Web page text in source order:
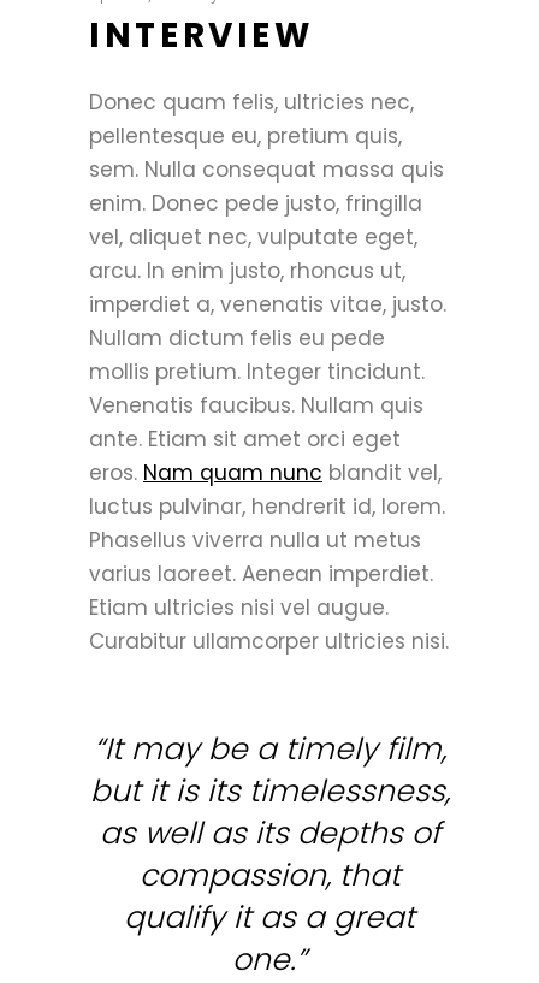
INTERVIEW
Donec quam felis, ultricies nec,
pellentesque eu, pretium quis,
sem. Nulla consequat massa quis
enim. Donec pede justo, fringilla
vel, aliquet nec, vulputate eget,
arcu. In enim justo, rhoncus ut,
imperdiet a, venenatis vitae, justo.
Nullam dictum felis eu pede
mollis pretium. Integer tincidunt.
Venenatis faucibus. Nullam quis
ante. Etiam sit amet orci eget
eros. Nam quam nunc blandit vel,
luctus pulvinar, hendrerit id, lorem.
Phasellus viverra nulla ut metus
varius laoreet. Aenean imperdiet.
Etiam ultricies nisi vel augue.
Curabitur ullamcorper ultricies nisi.
“It may be a timely film,
but it is its timelessness,
as well as its depths of
compassion, that
qualify it as a great
one.”